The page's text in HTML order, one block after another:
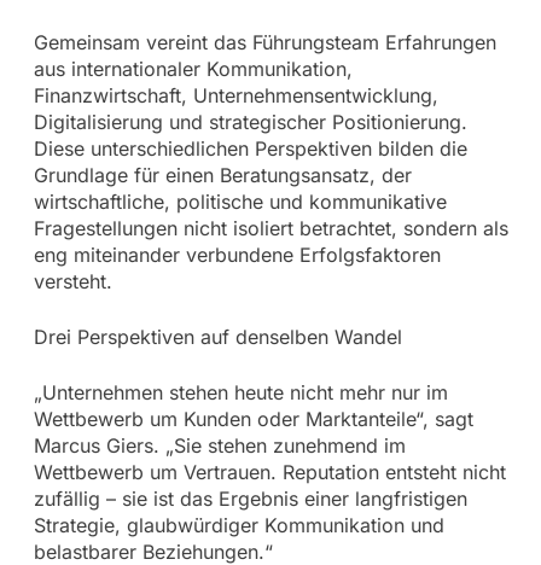
Gemeinsam vereint das Führungsteam Erfahrungen
aus internationaler Kommunikation,
Finanzwirtschaft, Unternehmensentwicklung,
Digitalisierung und strategischer Positionierung.
Diese unterschiedlichen Perspektiven bilden die
Grundlage für einen Beratungsansatz, der
wirtschaftliche, politische und kommunikative
Fragestellungen nicht isoliert betrachtet, sondern als
eng miteinander verbundene Erfolgsfaktoren
versteht.
Drei Perspektiven auf denselben Wandel
„Unternehmen stehen heute nicht mehr nur im
Wettbewerb um Kunden oder Marktanteile“, sagt
Marcus Giers. „Sie stehen zunehmend im
Wettbewerb um Vertrauen. Reputation entsteht nicht
zufällig – sie ist das Ergebnis einer langfristigen
Strategie, glaubwürdiger Kommunikation und
belastbarer Beziehungen.“